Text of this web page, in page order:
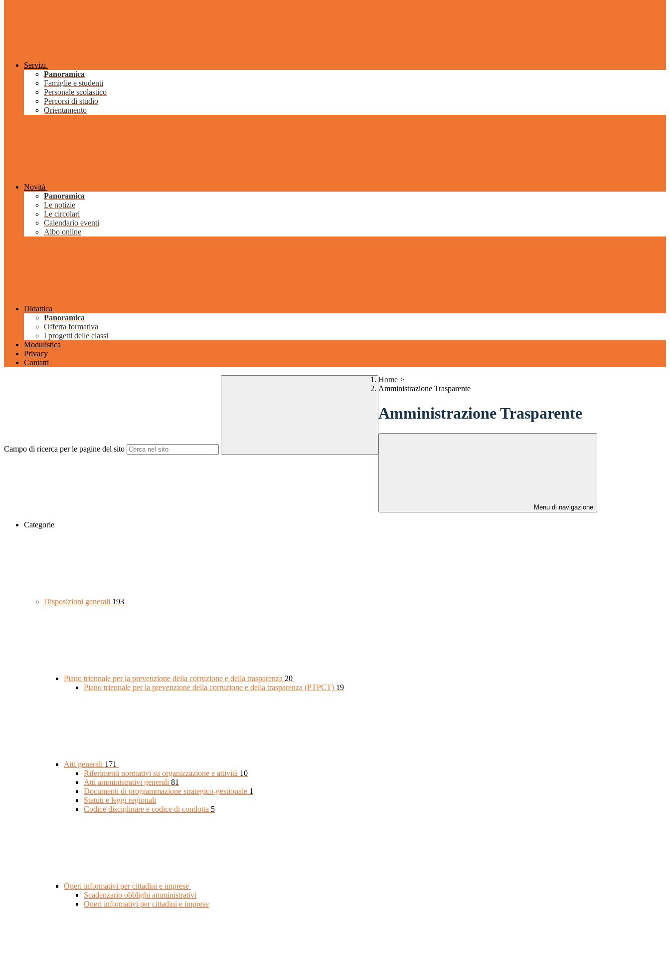
Servizi
Panoramica
Famiglie e studenti
Personale scolastico
Percorsi di studio
Orientamento
Novità
Panoramica
Le notizie
Le circolari
Calendario eventi
Albo online
Didattica
Panoramica
Offerta formativa
I progetti delle classi
Modulistica
Privacy
Contatti
Campo di ricerca per le pagine del sito
Home >
Amministrazione Trasparente
Amministrazione Trasparente
Menu di navigazione
Categorie
Disposizioni generali 193
Piano triennale per la prevenzione della corruzione e della trasparenza 20
Piano triennale per la prevenzione della corruzione e della trasparenza (PTPCT) 19
Atti generali 171
Riferimenti normativi su organizzazione e attività 10
Atti amministrativi generali 81
Documenti di programmazione strategico-gestionale 1
Statuti e leggi regionali
Codice disciplinare e codice di condotta 5
Oneri informativi per cittadini e imprese
Scadenzario obblighi amministrativi
Oneri informativi per cittadini e imprese